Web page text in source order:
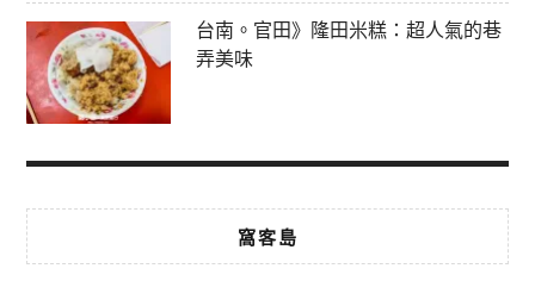
台南。官田》隆田米糕：超人氣的巷
弄美味
窩客島